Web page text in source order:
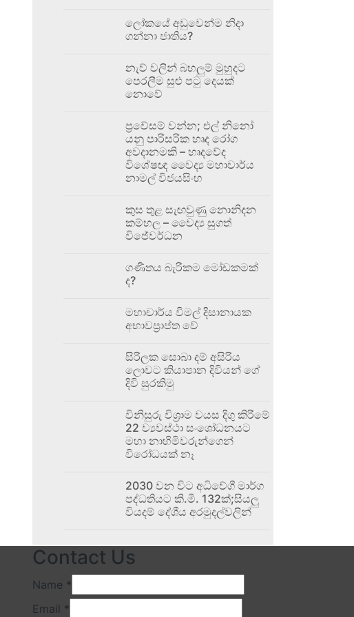
ලෝකයේ අඩුවෙන්ම නිදා
ගන්නා ජාතිය?
නැව් වලින් බහලුම් මුහුදට
පෙරලීම සුළු පටු දෙයක්
නොවේ
ප්‍රවේසම් වන්න; එල් නිනෝ
යනු පාරිසරික හෘද රෝග
අවදානමකි – හෘදවේද
විශේෂඥ වෛද්‍ය මහාචාර්ය
නාමල් විජයසිංහ
කුස තුළ සැඟවුණු නොනිදන
කම්හල – වෛද්‍ය සුගත්
විජේවර්ධන
ගණිතය බැරිකම මෝඩකමක්
ද?
මහාචාර්ය විමල් දිසානායක
අභාවප්‍රාප්ත වේ
සිරිලක සොබා දම් අසිරිය
ලොවට කියාපාන දිවියන් ගේ
දිවි සුරකිමු
විනිසුරු විශ්‍රාම වයස දිගු කිරීමේ
22 ව්‍යවස්ථා සංශෝධනයට
මහා නාහිමිවරුන්ගෙන්
විරෝධයක් නෑ
2030 වන විට අධිවේගී මාර්ග
පද්ධතියට කි.මී. 132ක්;සියලු
වියදම් දේශීය අරමුදල්වලින්
Contact Us
Name *
Email *